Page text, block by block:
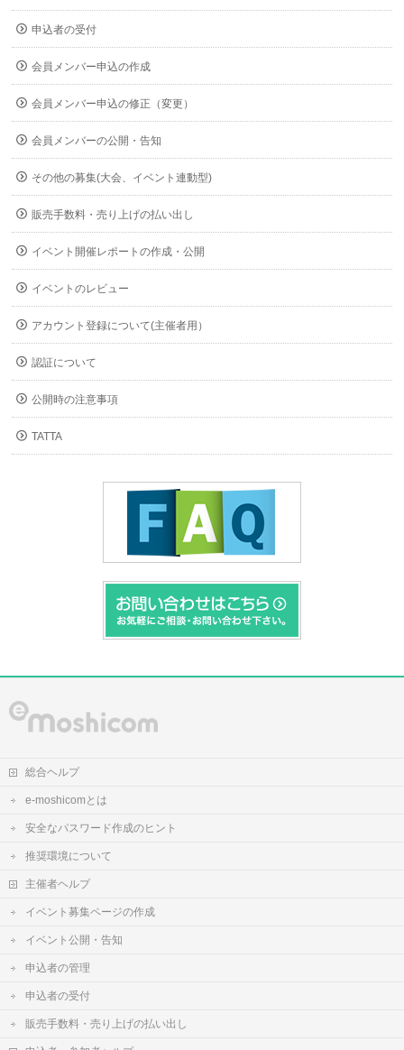
申込者の受付
会員メンバー申込の作成
会員メンバー申込の修正（変更）
会員メンバーの公開・告知
その他の募集(大会、イベント連動型)
販売手数料・売り上げの払い出し
イベント開催レポートの作成・公開
イベントのレビュー
アカウント登録について(主催者用）
認証について
公開時の注意事項
TATTA
総合ヘルプ
e-moshicomとは
安全なパスワード作成のヒント
推奨環境について
主催者ヘルプ
イベント募集ページの作成
イベント公開・告知
申込者の管理
申込者の受付
販売手数料・売り上げの払い出し